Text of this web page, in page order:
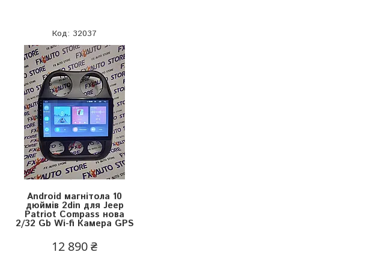
32037
Android магнітола 10
дюймів 2din для Jeep
Patriot Compass нова
2/32 Gb Wi-fi Камера GPS
12 890 ₴